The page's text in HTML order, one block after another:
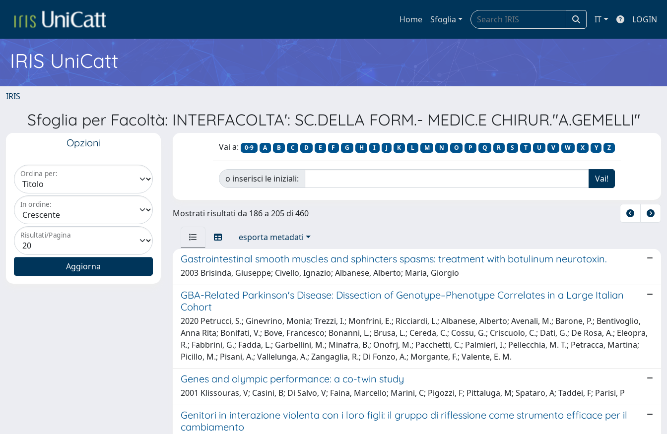
Home Sfoglia IT LOGIN
IRIS UniCatt
IRIS
Sfoglia per Facoltà: INTERFACOLTA': SC.DELLA FORM.- MEDIC.E CHIRUR."A.GEMELLI"
Opzioni
Ordina per:
In ordine:
Risultati/Pagina
Vai a: 0-9 A B C D E F G H I J K L M N O P Q R S T U V W X Y Z
o inserisci le iniziali:
Mostrati risultati da 186 a 205 di 460
esporta metadati
Gastrointestinal smooth muscles and sphincters spasms: treatment with botulinum neurotoxin.
2003 Brisinda, Giuseppe; Civello, Ignazio; Albanese, Alberto; Maria, Giorgio
GBA-Related Parkinson's Disease: Dissection of Genotype–Phenotype Correlates in a Large Italian
Cohort
2020 Petrucci, S.; Ginevrino, Monia; Trezzi, I.; Monfrini, E.; Ricciardi, L.; Albanese, Alberto; Avenali, M.; Barone, P.; Bentivoglio,
Anna Rita; Bonifati, V.; Bove, Francesco; Bonanni, L.; Brusa, L.; Cereda, C.; Cossu, G.; Criscuolo, C.; Dati, G.; De Rosa, A.; Eleopra,
R.; Fabbrini, G.; Fadda, L.; Garbellini, M.; Minafra, B.; Onofrj, M.; Pacchetti, C.; Palmieri, I.; Pellecchia, M. T.; Petracca, Martina;
Picillo, M.; Pisani, A.; Vallelunga, A.; Zangaglia, R.; Di Fonzo, A.; Morgante, F.; Valente, E. M.
Genes and olympic performance: a co-twin study
2001 Klissouras, V; Casini, B; Di Salvo, V; Faina, Marcello; Marini, C; Pigozzi, F; Pittaluga, M; Spataro, A; Taddei, F; Parisi, P
Genitori in interazione violenta con i loro figli: il gruppo di riflessione come strumento efficace per il
cambiamento